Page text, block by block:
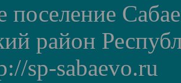
поселение
район
sp-sabaevo.ru